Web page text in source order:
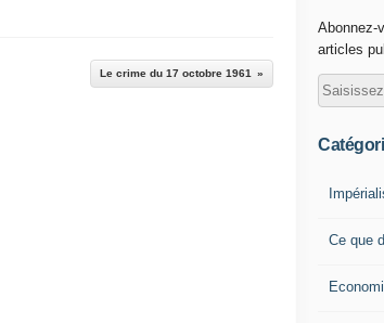
Le crime du 17 octobre 1961
Abonnez-
articles
Ce que